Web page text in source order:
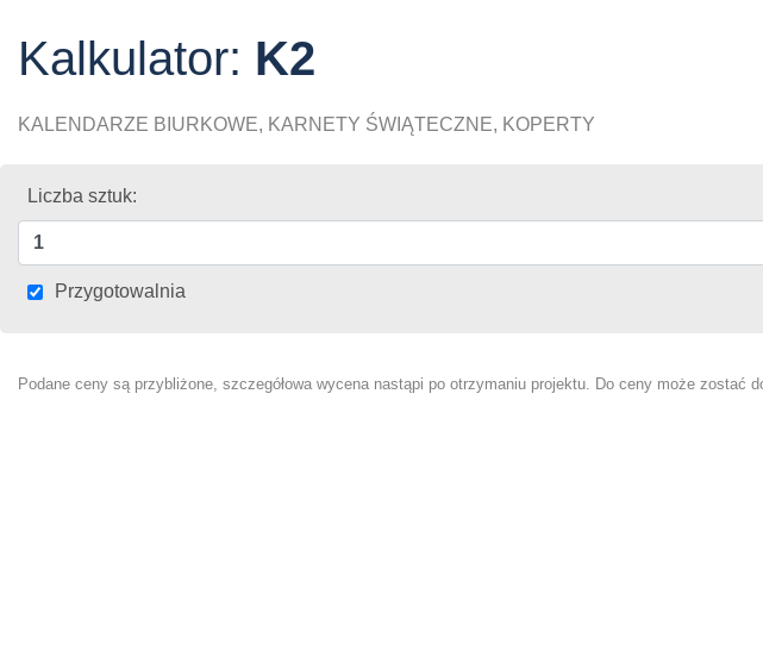
Kalkulator: K2
KALENDARZE BIURKOWE, KARNETY ŚWIĄTECZNE, KOPERTY
Liczba sztuk:
Przygotowalnia
Podane ceny są przybliżone, szczegółowa wycena nastąpi po otrzymaniu projektu. Do ceny może zostać